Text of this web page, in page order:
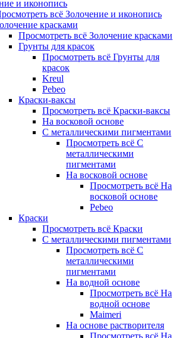
и иконопись
всё Золочение и иконопись
красками
Просмотреть всё Золочение красками
Грунты для красок
Просмотреть всё Грунты для
красок
Kreul
Pebeo
Краски-ваксы
Просмотреть всё Краски-ваксы
На восковой основе
С металлическими пигментами
Просмотреть всё С
металлическими
пигментами
На восковой основе
Просмотреть всё На
восковой основе
Pebeo
Краски
Просмотреть всё Краски
С металлическими пигментами
Просмотреть всё С
металлическими
пигментами
На водной основе
Просмотреть всё На
водной основе
Maimeri
На основе растворителя
Просмотреть всё На